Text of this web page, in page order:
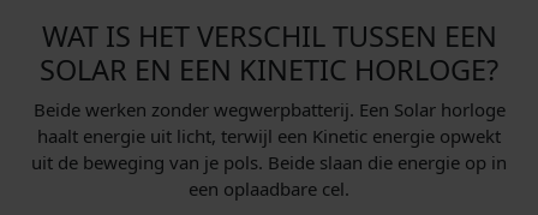
WAT IS HET VERSCHIL TUSSEN EEN
SOLAR EN EEN KINETIC HORLOGE?
Beide werken zonder wegwerpbatterij. Een Solar horloge
haalt energie uit licht, terwijl een Kinetic energie opwekt
uit de beweging van je pols. Beide slaan die energie op in
een oplaadbare cel.